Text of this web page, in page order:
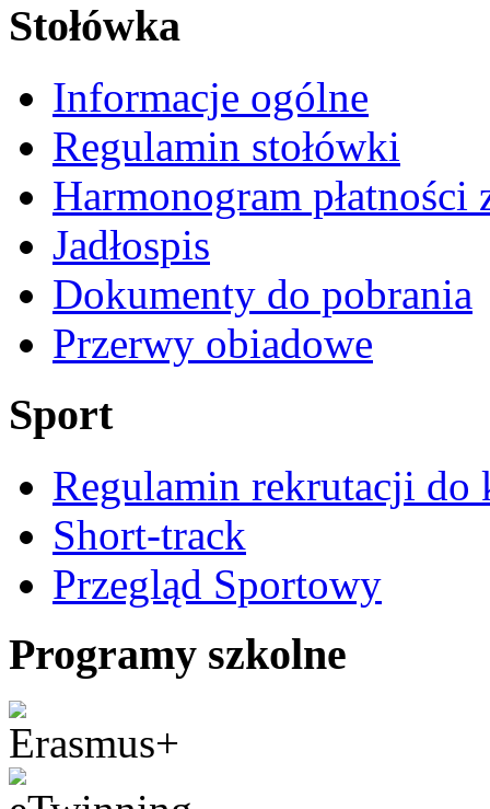
Stołówka
Informacje ogólne
Regulamin stołówki
Harmonogram płatności
Jadłospis
Dokumenty do pobrania
Przerwy obiadowe
Sport
Regulamin rekrutacji do
Short-track
Przegląd Sportowy
Programy szkolne